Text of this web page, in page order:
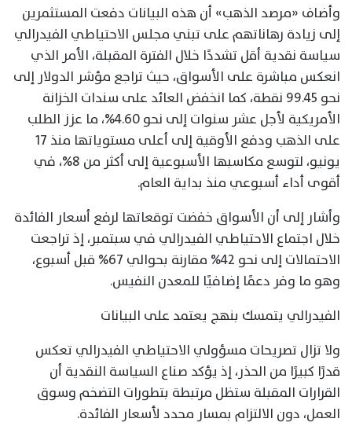
وأضاف «مرصد الذهب» أن هذه البيانات دفعت المستثمرين
إلى زيادة رهاناتهم على تبني مجلس الاحتياطي الفيدرالي
سياسة نقدية أقل تشددًا خلال الفترة المقبلة، الأمر الذي
انعكس مباشرة على الأسواق، حيث تراجع مؤشر الدولار إلى
نحو 99.45 نقطة، كما انخفض العائد على سندات الخزانة
الأمريكية لأجل عشر سنوات إلى نحو 4.60%، ما عزز الطلب
على الذهب ودفع الأوقية إلى أعلى مستوياتها منذ 17
يونيو، لتوسع مكاسبها الأسبوعية إلى أكثر من 8%، في
أقوى أداء أسبوعي منذ بداية العام.
وأشار إلى أن الأسواق خفضت توقعاتها لرفع أسعار الفائدة
خلال اجتماع الاحتياطي الفيدرالي في سبتمبر، إذ تراجعت
الاحتمالات إلى نحو 42% مقارنة بحوالي 67% قبل أسبوع،
وهو ما وفر دعمًا إضافيًا للمعدن النفيس.
الفيدرالي يتمسك بنهج يعتمد على البيانات
ولا تزال تصريحات مسؤولي الاحتياطي الفيدرالي تعكس
قدرًا كبيرًا من الحذر، إذ يؤكد صناع السياسة النقدية أن
القرارات المقبلة ستظل مرتبطة بتطورات التضخم وسوق
العمل، دون الالتزام بمسار محدد لأسعار الفائدة.